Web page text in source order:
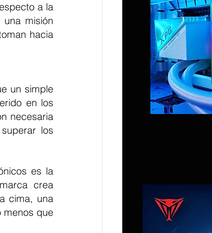
a la
misión
hacia
en los
necesaria
los
crea
cima, una
menos que